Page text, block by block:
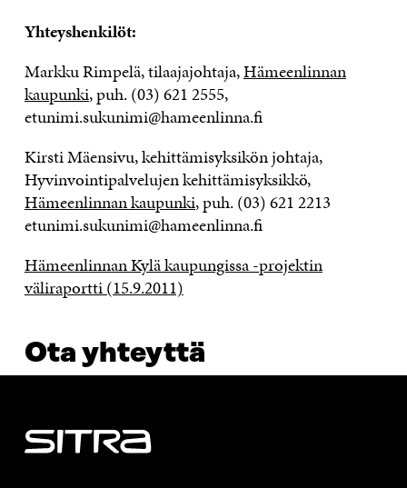
Yhteyshenkilöt:
Markku Rimpelä, tilaajajohtaja,Hämeenlinnan
kaupunki, puh. (03) 621 2555,
etunimi.sukunimi@hameenlinna.fi
Kirsti Mäensivu, kehittämisyksikön johtaja,
Hyvinvointipalvelujen kehittämisyksikkö,
Hämeenlinnan kaupunki, puh. (03) 621 2213
etunimi.sukunimi@hameenlinna.fi
Hämeenlinnan Kylä kaupungissa -projektin
väliraportti (15.9.2011)
Ota yhteyttä